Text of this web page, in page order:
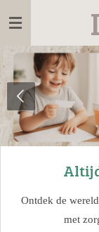
Ga
naar
de
hoofdinhoud
Ontdek de
met